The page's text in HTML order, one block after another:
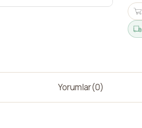
Yorumlar(0)